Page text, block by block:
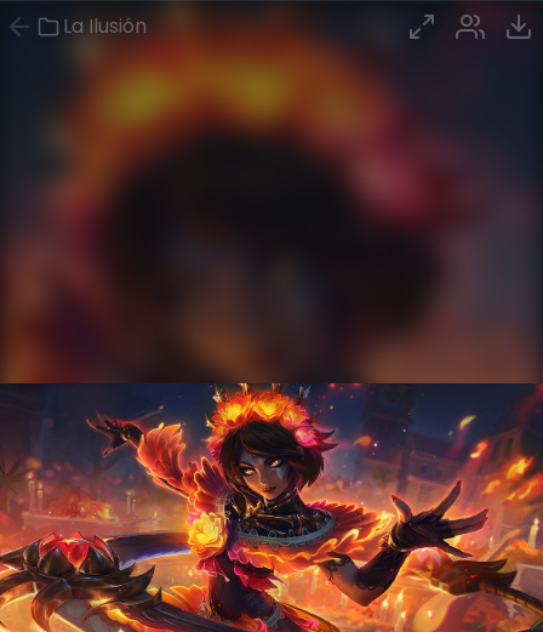
La Ilusión